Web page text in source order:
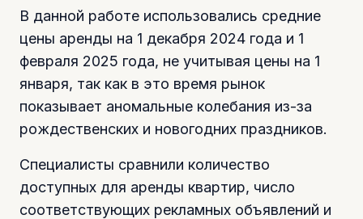
В данной работе использовались средние
цены аренды на 1 декабря 2024 года и 1
февраля 2025 года, не учитывая цены на 1
января, так как в это время рынок
показывает аномальные колебания из-за
рождественских и новогодних праздников.
Специалисты сравнили количество
доступных для аренды квартир, число
соответствующих рекламных объявлений и